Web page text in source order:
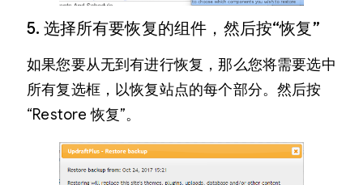
5. 选择所有要恢复的组件，然后按“恢复”
如果您要从无到有进行恢复，那么您将需要选中
所有复选框，以恢复站点的每个部分。然后按
“Restore 恢复”。